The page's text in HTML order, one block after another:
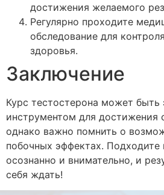
достижения желаемого
Регулярно проходите
обследование для
здоровья.
Заключение
Курс тестостерона может
инструментом для достижения
однако важно помнить о
побочных эффектах.
осознанно и внимательно, и
себя ждать!